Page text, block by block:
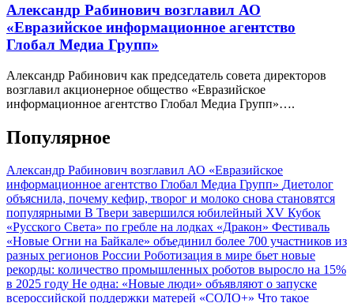
Александр Рабинович возглавил АО
«Евразийское информационное агентство
Глобал Медиа Групп»
Александр Рабинович как председатель совета директоров
возглавил акционерное общество «Евразийское
информационное агентство Глобал Медиа Групп»….
Популярное
Александр Рабинович возглавил АО «Евразийское
информационное агентство Глобал Медиа Групп» Диетолог
объяснила, почему кефир, творог и молоко снова становятся
популярными В Твери завершился юбилейный XV Кубок
«Русского Света» по гребле на лодках «Дракон» Фестиваль
«Новые Огни на Байкале» объединил более 700 участников из
разных регионов России Роботизация в мире бьет новые
рекорды: количество промышленных роботов выросло на 15%
в 2025 году Не одна: «Новые люди» объявляют о запуске
всероссийской поддержки матерей «СОЛО+» Что такое